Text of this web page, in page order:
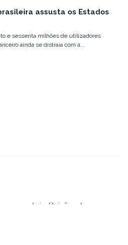
que
inovação no
assusta os Estados
ainda se distraía com a...
conecta instituições de